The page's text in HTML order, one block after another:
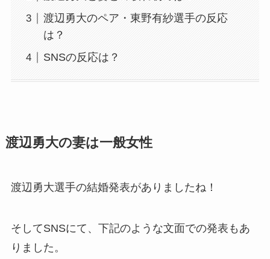
渡辺勇大のペア・東野有紗選手の反応
は？
SNSの反応は？
渡辺勇大の妻は一般女性
渡辺勇大選手の結婚発表がありましたね！
そしてSNSにて、下記のような文面での発表もあ
りました。